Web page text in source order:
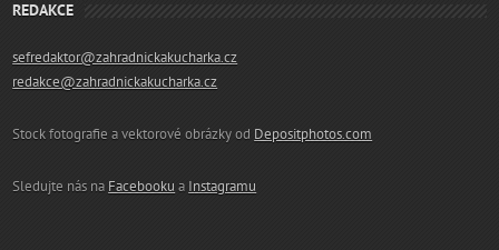
REDAKCE
sefredaktor@zahradnickakucharka.cz
redakce@zahradnickakucharka.cz
Stock fotografie a vektorové obrázky od Depositphotos.com
Sledujte nás na Facebooku a Instagramu